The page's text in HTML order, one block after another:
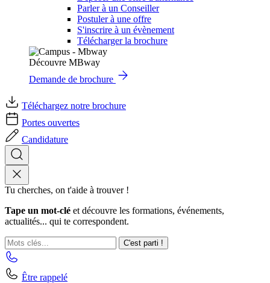
Parler à un Conseiller
Postuler à une offre
S'inscrire à un évènement
Télécharger la brochure
Découvre MBway
Demande de brochure
Téléchargez notre brochure
Portes ouvertes
Candidature
Tu cherches, on t'aide à trouver !
Tape un mot-clé et découvre les formations, événements,
actualités... qui te correspondent.
C'est parti !
Être rappelé